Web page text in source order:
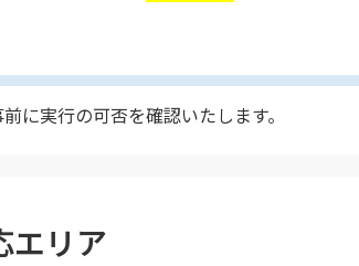
に実行の可否を確認いたします。
エリア